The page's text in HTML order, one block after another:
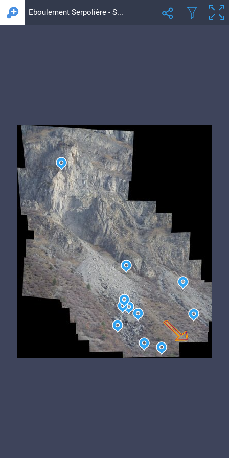
Eboulement Serpolière - Saint-Julien-Montdenis